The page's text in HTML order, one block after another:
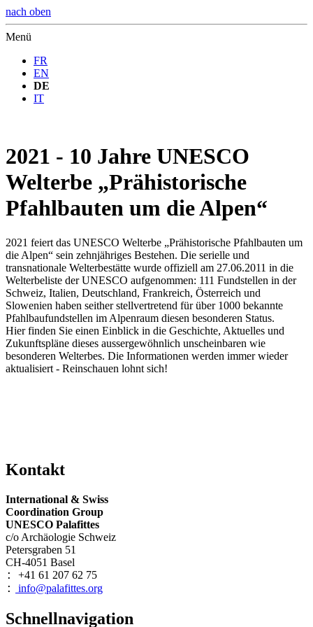
nach oben
Menü
FR
EN
DE
IT
2021 - 10 Jahre UNESCO
Welterbe „Prähistorische
Pfahlbauten um die Alpen“
2021 feiert das UNESCO Welterbe „Prähistorische Pfahlbauten um
die Alpen“ sein zehnjähriges Bestehen. Die serielle und
transnationale Welterbestätte wurde offiziell am 27.06.2011 in die
Welterbeliste der UNESCO aufgenommen: 111 Fundstellen in der
Schweiz, Italien, Deutschland, Frankreich, Österreich und
Slowenien haben seither stellvertretend für über 1000 bekannte
Pfahlbaufundstellen im Alpenraum diesen besonderen Status.
Hier finden Sie einen Einblick in die Geschichte, Aktuelles und
Zukunftspläne dieses aussergewöhnlich unscheinbaren wie
besonderen Welterbes. Die Informationen werden immer wieder
aktualisiert - Reinschauen lohnt sich!
Kontakt
International & Swiss
Coordination Group
UNESCO Palafittes
c/o Archäologie Schweiz
Petersgraben 51
CH-4051 Basel
: +41 61 207 62 75
: info@palafittes.org
Schnellnavigation